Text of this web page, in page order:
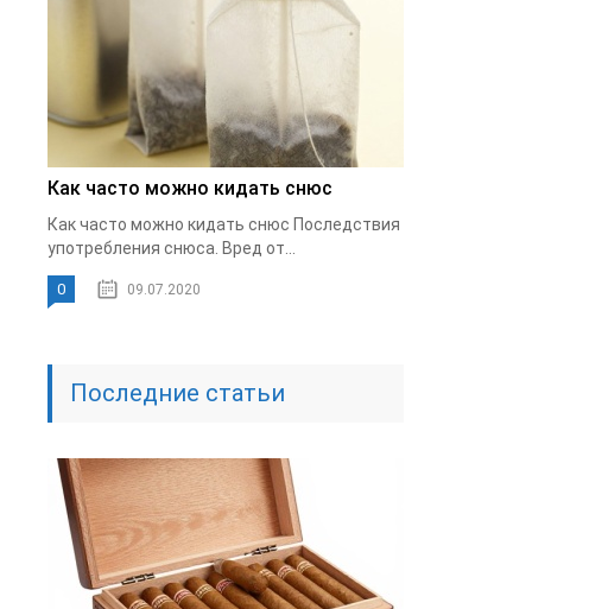
Как часто можно кидать снюс
Как часто можно кидать снюс Последствия
употребления снюса. Вред от...
0 09.07.2020
Последние статьи